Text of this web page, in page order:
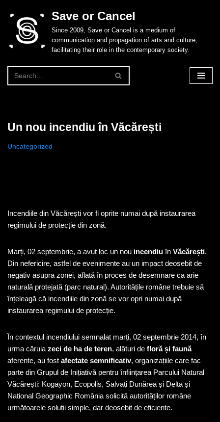
Skip
content
Save or Cancel
Since 2009, Save or Cancel is a medium of
communication and propagation of arts and culture,
facilitating their role in the contemporary society.
Un nou incendiu în Văcărești
Uncategorized
Incendiile din Văcărești vor fi oprite numai după instaurarea
regimului de protecție din zonă.
Marți, 02 septembrie, a avut loc un nou incendiuîn Văcărești.
Din nefericire, astfel de evenimente au un impact deosebit de
negativ asupra zonei, aflată în proces de desemnare ca arie
naturală protejată (parc natural). Autoritățile române trebuie să
înțeleagă că incendiile din zonă se vor opri numai după
instaurarea regimului de protecție.
În contextul incendiului semnalat marți, 02 septembrie 2014, în
urma căruia zeci de ha de teren, alături de floră și faună
aferente, au fost afectate semnificativ, organizațiile care fac
parte din Grupul de Inițiativă pentru înființarea Parcului Natural
Văcărești: Kogayon, Ecopolis, Salvați Dunărea și Delta și
National Geographic România solicită autorităților române
următoarele soluții simple, dar deosebit de eficiente.